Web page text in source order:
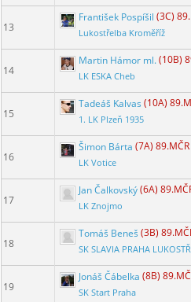
13
František Pospíšil (3C)
Lukostřelba Kroměříž
14
Martin Hámor ml.(10B)
LK ESKA Cheb
15
Tadeáš Kalvas (10A)
1. LK Plzeň 1935
16
Šimon Bárta (7A) 89.MČR
LK Votice
17
Jan Čalkovský(6A)
LK Znojmo
18
Tomáš Beneš (3B)
SK SLAVIA PRAHA
19
Jonáš Čábelka (8B)
SK Start Praha